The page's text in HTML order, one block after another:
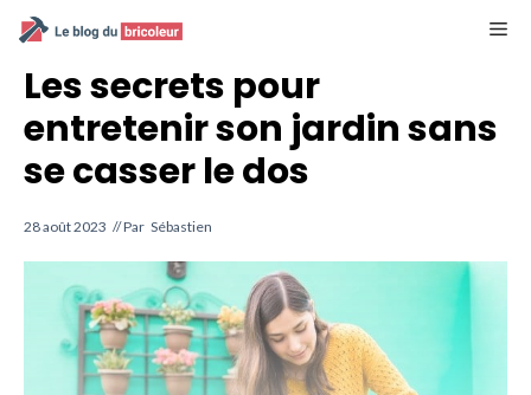
Aller
au
contenu
Les secrets pour
entretenir son jardin sans
se casser le dos
28 août 2023 // Par Sébastien